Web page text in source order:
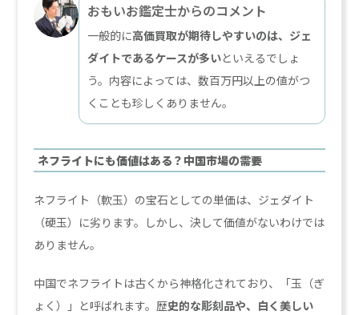
おもいお鑑定士からのコメント
一般的に高価買取が期待しやすいのは、ジェ
ダイトであるケースが多いといえるでしょ
う。内容によっては、数百万円以上の値がつ
くことも珍しくありません。
ネフライトにも価値はある？中国市場の需要
ネフライト（軟玉）の宝石としての単価は、ジェダイト
（硬玉）に劣ります。しかし、決して価値がないわけでは
ありません。
中国でネフライトは古くから神格化されており、「玉（ぎ
ょく）」と呼ばれます。歴史的な彫刻品や、白く美しい